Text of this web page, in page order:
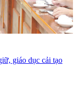
giáo dục cải tạo